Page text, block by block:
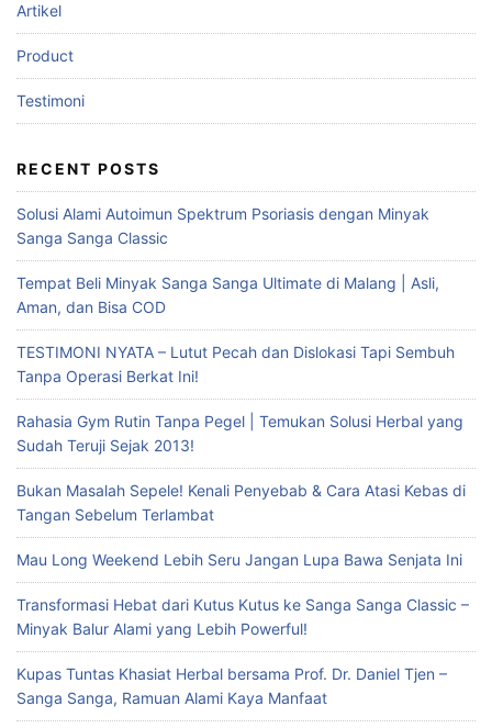
Artikel
Product
Testimoni
RECENT POSTS
Solusi Alami Autoimun Spektrum Psoriasis dengan Minyak
Sanga Sanga Classic
Tempat Beli Minyak Sanga Sanga Ultimate di Malang | Asli,
Aman, dan Bisa COD
TESTIMONI NYATA – Lutut Pecah dan Dislokasi Tapi Sembuh
Tanpa Operasi Berkat Ini!
Rahasia Gym Rutin Tanpa Pegel | Temukan Solusi Herbal yang
Sudah Teruji Sejak 2013!
Bukan Masalah Sepele! Kenali Penyebab & Cara Atasi Kebas di
Tangan Sebelum Terlambat
Mau Long Weekend Lebih Seru Jangan Lupa Bawa Senjata Ini
Transformasi Hebat dari Kutus Kutus ke Sanga Sanga Classic –
Minyak Balur Alami yang Lebih Powerful!
Kupas Tuntas Khasiat Herbal bersama Prof. Dr. Daniel Tjen –
Sanga Sanga, Ramuan Alami Kaya Manfaat